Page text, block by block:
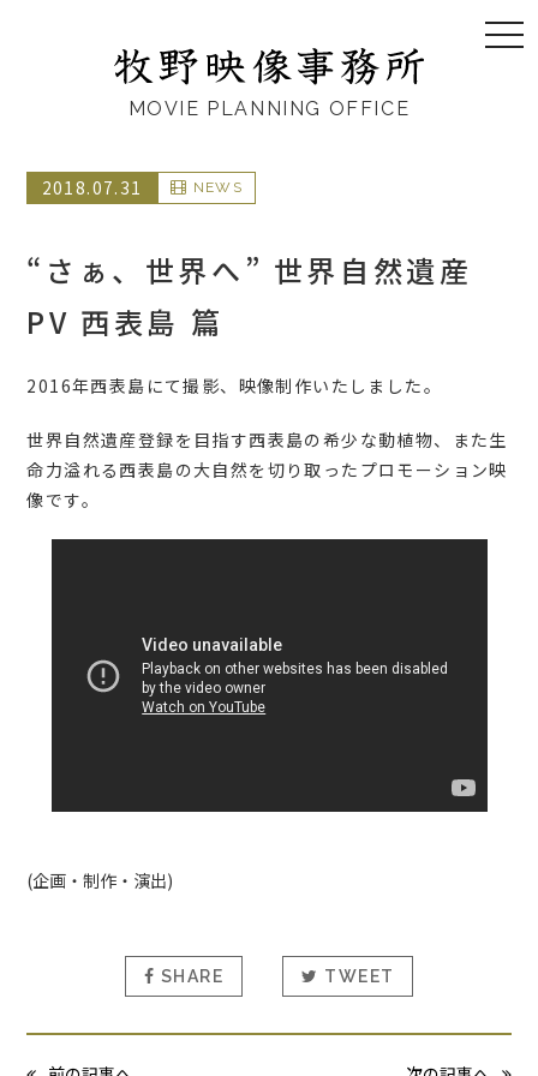
MOVIE PLANNING OFFICE
2018.07.31 NEWS
“さぁ、世界へ” 世界自然遺産
PV 西表島 篇
2016年西表島にて撮影、映像制作いたしました。
世界自然遺産登録を目指す西表島の希少な動植物、また生
命力溢れる西表島の大自然を切り取ったプロモーション映
像です。
(企画・制作・演出)
SHARE TWEET